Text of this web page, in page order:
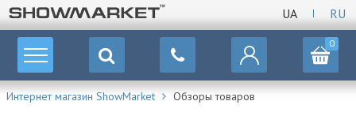
UA RU
0
Интернет магазин ShowMarket Обзоры товаров